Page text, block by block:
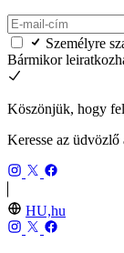
Személyre
Bármikor
Köszönjük, hogy
Keresse az üdvözlő
HU,hu